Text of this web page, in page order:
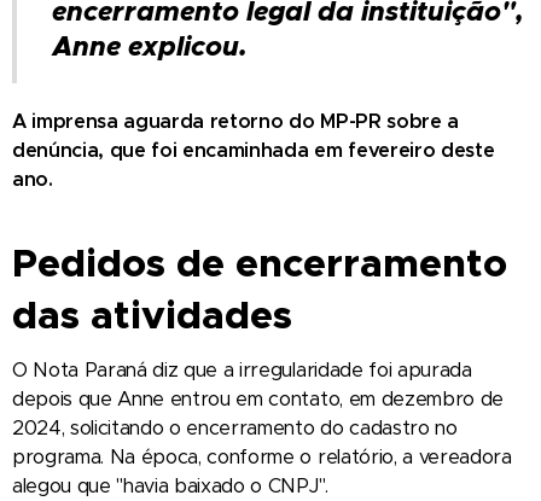
encerramento legal da instituição",
Anne explicou.
A imprensa aguarda retorno do MP-PR sobre a
denúncia, que foi encaminhada em fevereiro deste
ano.
Pedidos de encerramento
das atividades
O Nota Paraná diz que a irregularidade foi apurada
depois que Anne entrou em contato, em dezembro de
2024, solicitando o encerramento do cadastro no
programa. Na época, conforme o relatório, a vereadora
alegou que "havia baixado o CNPJ".